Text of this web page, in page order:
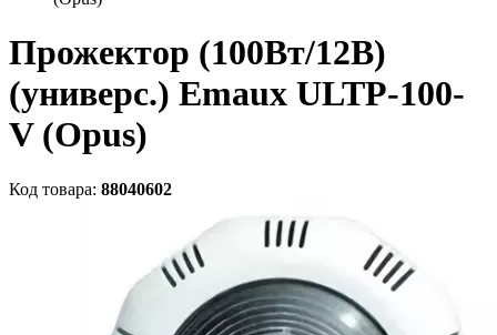
Прожектор (100Вт/12В)
(универс.) Emaux ULTP-100-
V (Opus)
Код товара: 88040602